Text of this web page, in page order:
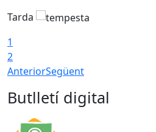
Tarda
1
2
AnteriorSegüent
Butlletí digital